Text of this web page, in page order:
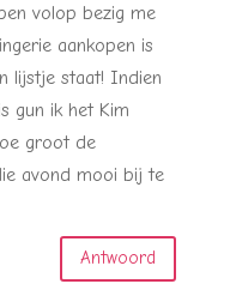
volop bezig me
aankopen is
lijstje staat! Indien
gun ik het Kim
groot de
avond mooi bij te
Antwoord